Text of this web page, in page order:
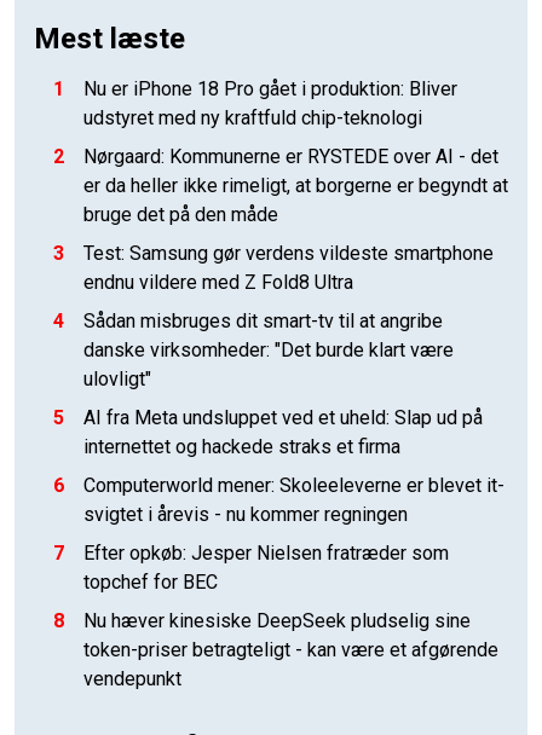
Mest læste
1
Nu er iPhone 18 Pro gået i produktion: Bliver
udstyret med ny kraftfuld chip-teknologi
2
Nørgaard: Kommunerne er RYSTEDE over AI - det
er da heller ikke rimeligt, at borgerne er begyndt at
bruge det på den måde
3
Test: Samsung gør verdens vildeste smartphone
endnu vildere med Z Fold8 Ultra
4
Sådan misbruges dit smart-tv til at angribe
danske virksomheder: "Det burde klart være
ulovligt"
5
AI fra Meta undsluppet ved et uheld: Slap ud på
internettet og hackede straks et firma
6
Computerworld mener: Skoleeleverne er blevet it-
svigtet i årevis - nu kommer regningen
7
Efter opkøb: Jesper Nielsen fratræder som
topchef for BEC
8
Nu hæver kinesiske DeepSeek pludselig sine
token-priser betragteligt - kan være et afgørende
vendepunkt